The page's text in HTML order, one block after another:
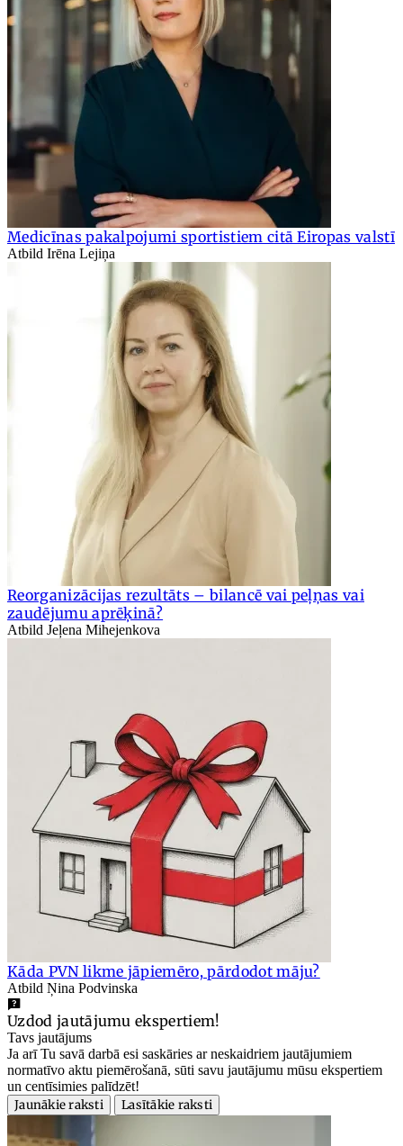
Medicīnas pakalpojumi sportistiem citā Eiropas valstī
Atbild Irēna Lejiņa
Reorganizācijas rezultāts – bilancē vai peļņas vai
zaudējumu aprēķinā?
Atbild Jeļena Mihejenkova
Kāda PVN likme jāpiemēro, pārdodot māju?
Atbild Ņina Podvinska
Uzdod jautājumu ekspertiem!
Tavs jautājums
Ja arī Tu savā darbā esi saskāries ar neskaidriem jautājumiem
normatīvo aktu piemērošanā, sūti savu jautājumu mūsu ekspertiem
un centīsimies palīdzēt!
Jaunākie raksti
Lasītākie raksti